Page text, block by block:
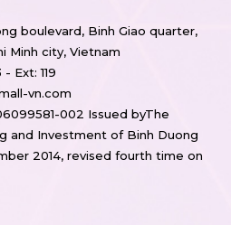
boulevard, Binh Giao quarter,
Minh city, Vietnam
Ext: 119
vn.com
002 Issued byThe
and Investment of Binh Duong
2014, revised fourth time on